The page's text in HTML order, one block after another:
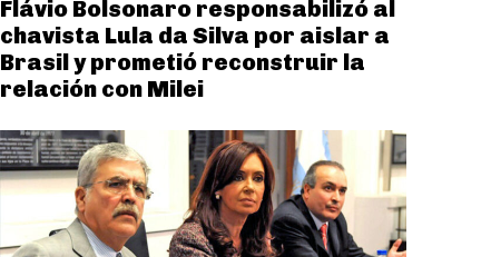
Flávio Bolsonaro responsabilizó al
chavista Lula da Silva por aislar a
Brasil y prometió reconstruir la
relación con Milei